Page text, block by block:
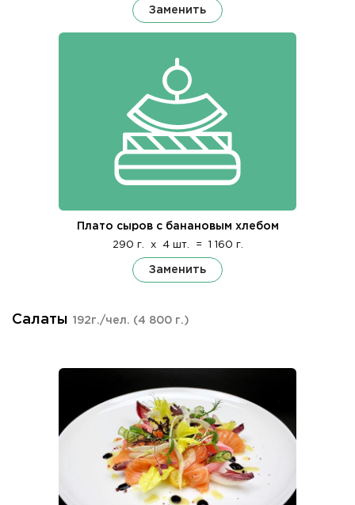
Заменить
Плато сыров с банановым хлебом
290 г. x 4 шт. = 1 160 г.
Заменить
Салаты 192г./чел. (4 800 г.)